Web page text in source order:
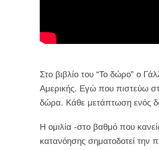
Στο βιβλίο του “Το δώρο” ο
Αμερικής. Εγώ που πιστεύω
δώρα. Κάθε μετάπτωση ενός
Η ομιλία -στο βαθμό που
κατανόησης σηματοδοτεί την